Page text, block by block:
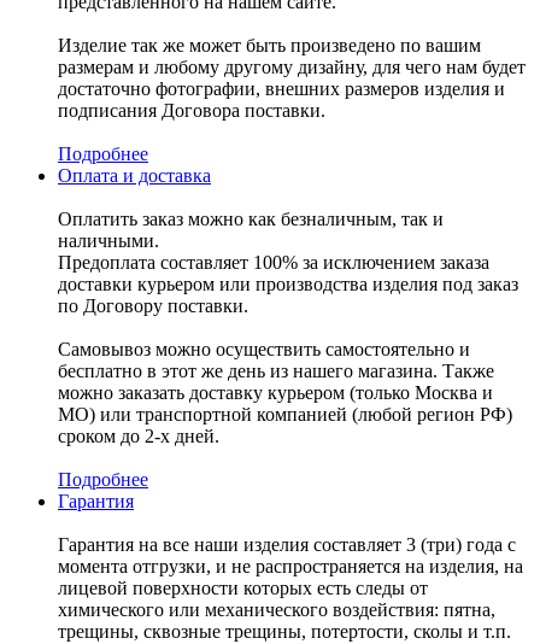
Изделие так же может быть произведено по вашим
размерам и любому другому дизайну, для чего нам будет
достаточно фотографии, внешних размеров изделия и
подписания Договора поставки.
Подробнее
Оплата и доставка
Оплатить заказ можно как безналичным, так и
наличными.
Предоплата составляет 100% за исключением заказа
доставки курьером или производства изделия под заказ
по Договору поставки.
Самовывоз можно осуществить самостоятельно и
бесплатно в этот же день из нашего магазина. Также
можно заказать доставку курьером (только Москва и
МО) или транспортной компанией (любой регион РФ)
сроком до 2-х дней.
Подробнее
Гарантия
Гарантия на все наши изделия составляет 3 (три) года с
момента отгрузки, и не распространяется на изделия, на
лицевой поверхности которых есть следы от
химического или механического воздействия: пятна,
трещины, сквозные трещины, потертости, сколы и т.п.